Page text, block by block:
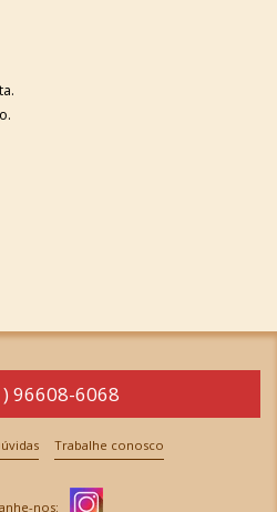
96608-6068
Trabalhe conosco